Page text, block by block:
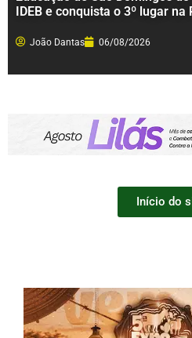
IDEB e conquista o 3º lugar
João Dantas 06/08/2026
Início do